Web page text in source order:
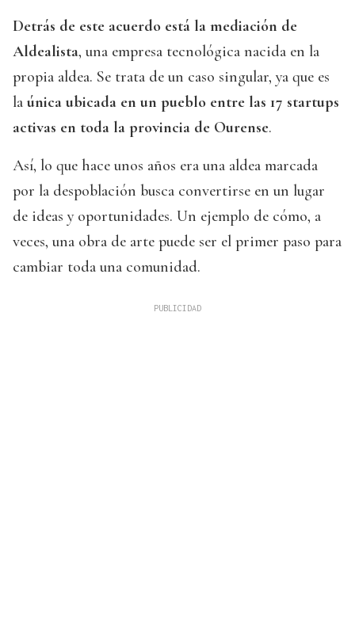
Detrás de este acuerdo está la mediación de
Aldealista, una empresa tecnológica nacida en la
propia aldea. Se trata de un caso singular, ya que es
la única ubicada en un pueblo entre las 17 startups
activas en toda la provincia de Ourense.
Así, lo que hace unos años era una aldea marcada
por la despoblación busca convertirse en un lugar
de ideas y oportunidades. Un ejemplo de cómo, a
veces, una obra de arte puede ser el primer paso para
cambiar toda una comunidad.